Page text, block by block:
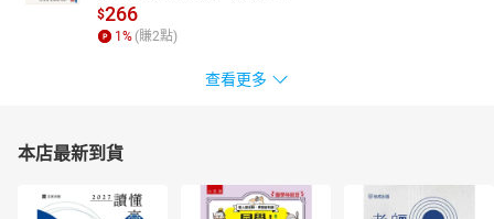
$266
1 % (賺2點)
查看更多
本店最新到貨